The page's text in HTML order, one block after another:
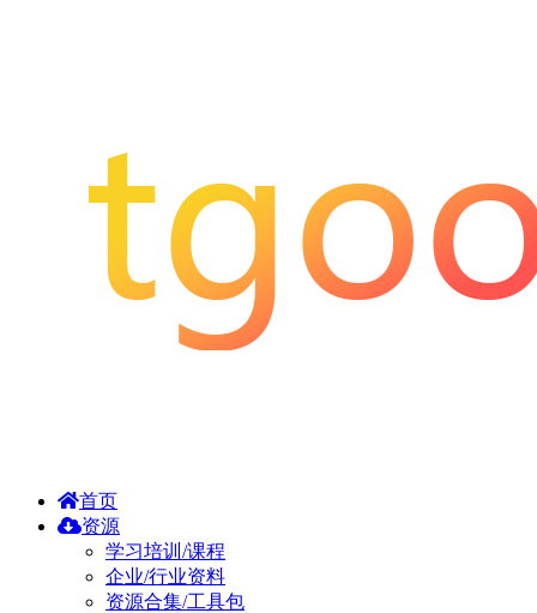
首页
资源
学习培训/课程
企业/行业资料
资源合集/工具包